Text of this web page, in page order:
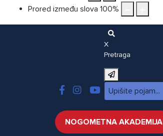
Prored između slova 100%
X
Pretraga
NOGOMETNA AKADEMIJA